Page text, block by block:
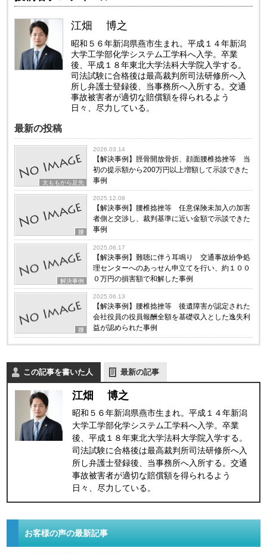
江畑 博之
昭和５６年新潟県燕市生まれ。平成１４年新潟
大学工学部化学システム工学科へ入学。卒業
後、平成１８年東北大学法科大学院入学する。
司法試験に合格後は最高裁判所司法研修所へ入
所し弁護士登録後、当事務所へ入所する。交通
事故被害者が適切な賠償額を得られるよう
日々、尽力している。
最新の投稿
太ももから足先
2026.03.14
【解決事例】脛骨開放骨折、顔面腰椎捻挫等 当
初の提示額から200万円以上増額して示談できた
事例
腰
2025.12.08
【解決事例】腰椎捻挫等 任意保険未加入の加害
者側と交渉し、裁判基準に近い金額で示談できた
事例
解決事例
2025.06.17
【解決事例】難聴に伴う耳鳴り 交通事故紛争処
理センターへのあっせん申立てを行い、約１００
０万円の損害額で和解した事例
腰
2025.06.13
【解決事例】腰椎捻挫等 後遺障害が認定された
会社役員の役員報酬全額を基礎収入とした逸失利
益が認められた事例
この記事を書いた人 最新の記事
江畑 博之
昭和５６年新潟県燕市生まれ。平成１４年新潟
大学工学部化学システム工学科へ入学。卒業
後、平成１８年東北大学法科大学院入学する。
司法試験に合格後は最高裁判所司法研修所へ入
所し弁護士登録後、当事務所へ入所する。交通
事故被害者が適切な賠償額を得られるよう
日々、尽力している。
お客様の声の最新記事